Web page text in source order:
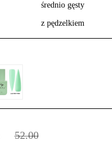
średnio gęsty
z pędzelkiem
52.00